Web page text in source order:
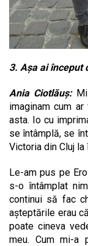
3. Așa ai început
Ania Ciotlăuș:
imaginam cum
asta. Io cu
se întâmplă, se
Victoria din Cluj la
Le-am pus pe
s-o întâmplat
continui să fac
așteptările erau
poate cineva
meu. Cum mi-a